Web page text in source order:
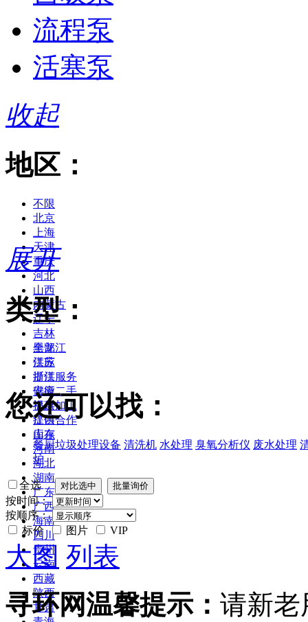
流程泵
活塞泵
收起
地区：
不限
北京
上海
天津
重庆
河北
山西
内蒙古
辽宁
吉林
黑龙江
江苏
浙江
安徽
福建
江西
山东
河南
湖北
湖南
广东
广西
海南
四川
贵州
云南
西藏
陕西
甘肃
展开
类型：
全部
供应
提供服务
供应二手
提供加工
提供合作
库存
您还可以找：
餐厨垃圾处理设备 清洗机 水处理 臭氧分析仪 废水处理
炉
全选
按时间：
按顺序：
标价
图片 VIP
大图 列表
寻环网温馨提示： 请新老